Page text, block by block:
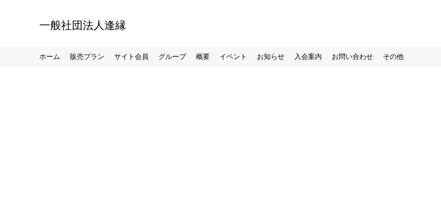
一般社団法人逢縁
ホーム 販売プラン サイト会員 グループ 概要 イベント お知らせ 入会案内 お問い合わせ その他